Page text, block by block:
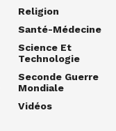
Religion
Santé-Médecine
Science Et
Technologie
Seconde Guerre
Mondiale
Vidéos